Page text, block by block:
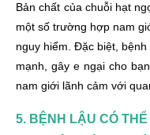
Bản chất của chuỗi hạt
một số trường hợp nam
nguy hiểm. Đặc biệt,
mạnh, gây e ngại cho
nam giới lãnh cảm với
5. BỆNH LẬU CÓ